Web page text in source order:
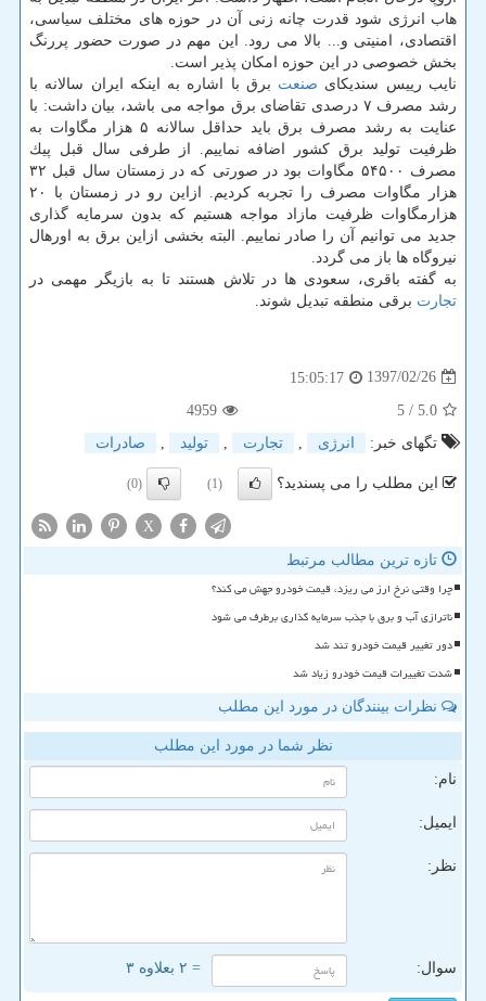
هاب انرژی شود قدرت چانه زنی آن در حوزه های مختلف سیاسی،
اقتصادی، امنیتی و... بالا می رود. این مهم در صورت حضور پررنگ
بخش خصوصی در این حوزه امكان پذیر است.
نایب رییس سندیكای صنعت برق با اشاره به اینكه ایران سالانه با
رشد مصرف ۷ درصدی تقاضای برق مواجه می باشد، بیان داشت: با
عنایت به رشد مصرف برق باید حداقل سالانه ۵ هزار مگاوات به
ظرفیت تولید برق كشور اضافه نماییم. از طرفی سال قبل پیك
مصرف ۵۴۵۰۰ مگاوات بود در صورتی كه در زمستان سال قبل ۳۲
هزار مگاوات مصرف را تجربه كردیم. ازاین رو در زمستان با ۲۰
هزارمگاوات ظرفیت مازاد مواجه هستیم كه بدون سرمایه گذاری
جدید می توانیم آن را صادر نماییم. البته بخشی ازاین برق به اورهال
نیروگاه ها باز می گردد.
به گفته باقری، سعودی ها در تلاش هستند تا به بازیگر مهمی در
تجارت برقی منطقه تبدیل شوند.
1397/02/26
15:05:17
5.0
/ 5
4959
تگهای خبر:
انرژی تجارت تولید صادرات
این مطلب را می پسندید؟ (1)
(0)
X
تازه ترین مطالب مرتبط
چرا وقتی نرخ ارز می ریزد، قیمت خودرو جهش می کند؟
ناترازی آب و برق با جذب سرمایه گذاری برطرف می شود
دور تغییر قیمت خودرو تند شد
شدت تغییرات قیمت خودرو زیاد شد
نظرات بینندگان در مورد این مطلب
نظر شما در مورد این مطلب
نام:
ایمیل:
نظر:
سوال: = ۲ بعلاوه ۳